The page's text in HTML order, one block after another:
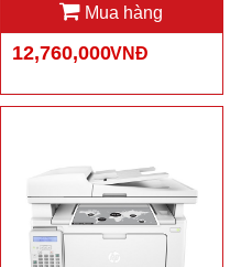
Mua hàng
12,760,000VNĐ